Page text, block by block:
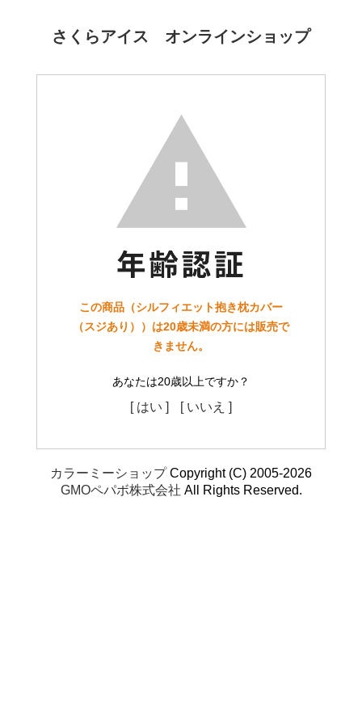
さくらアイス オンラインショップ
この商品（シルフィエット抱き枕カバー
（スジあり））は20歳未満の方には販売で
きません。
あなたは20歳以上ですか？
[ はい ] [ いいえ ]
カラーミーショップCopyright (C) 2005-2026
GMOペパボ株式会社 All Rights Reserved.